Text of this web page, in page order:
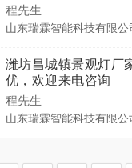
程先生
山东瑞霖智能科技有限公
潍坊昌城镇景观灯厂
优，欢迎来电咨询
程先生
山东瑞霖智能科技有限公